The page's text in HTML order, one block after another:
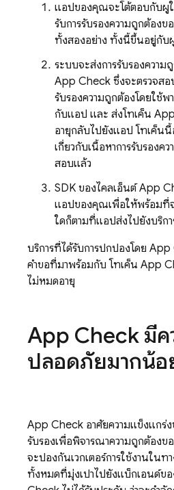
แอปของคุณจะโต้ตอบกับผู้
รับการรับรองความถูกต้อง
ทั้งสองอย่าง ทั้งนี้ขึ้นอยู่กับ
ระบบจะส่งการรับรองความ
App Check ซึ่งจะตรวจส
รับรองความถูกต้องโดยใช้พ
กับแอป และ ส่งโทเค็น
อายุกลับไปยังแอป โทเค็นนี้
เกี่ยวกับเนื้อหาการรับรองค
สอบแล้ว
SDK ของไคลเอ็นต์App
แอปของคุณเพื่อให้พร้อมที่
ใดก็ตามที่แอปส่งไปยังบริก
บริการที่ได้รับการปกป้องโดย App
คำขอที่มาพร้อมกับ โทเค็น App
ไม่หมดอายุ
App Check มีค
ปลอดภัยมากน้อ
App Check อาศัยความแข็งแกร่
รับรองเพื่อพิจารณาความถูกต้อง
จะป้องกันเวกเตอร์การใช้งานใน
ทั้งหมดที่มุ่งเป้าไปยังแบ็กเอนด์ข